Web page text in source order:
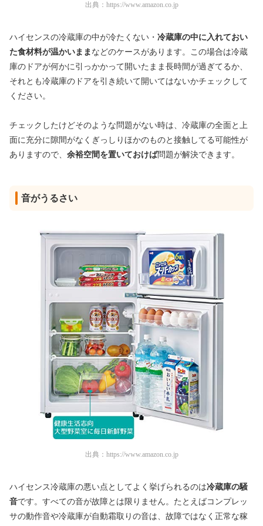
出典： https://www.amazon.co.jp
ハイセンスの冷蔵庫の中が冷たくない・ 冷蔵庫の中に入れておい
た食材料が温かいまま などのケースがあります。この場合は冷蔵
庫のドアが何かに引っかかって開いたまま長時間が過ぎてるか、
それとも冷蔵庫のドアを引き続いて開いてはないかチェックして
ください。
チェックしたけどそのような問題がない時は、冷蔵庫の全面と上
面に充分に隙間がなくぎっしりほかのものと接触してる可能性が
ありますので、 余裕空間を置いておけば問題が解決できます。
音がうるさい
出典： https://www.amazon.co.jp
ハイセンス冷蔵庫の悪い点としてよく挙げられるのは冷蔵庫の騒
音です。すべての音が故障とは限りません。たとえばコンプレッ
サの動作音や冷蔵庫が自動霜取りの音は、故障ではなく正常な稼